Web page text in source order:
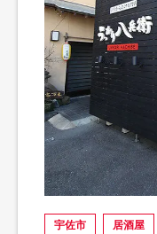
宇佐市 居酒屋